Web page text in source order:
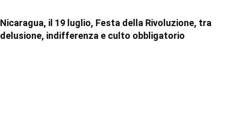
Nicaragua, il 19 luglio, Festa della Rivoluzione, tra
delusione, indifferenza e culto obbligatorio